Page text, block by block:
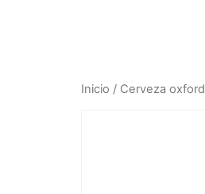
Inicio / Cerveza oxford